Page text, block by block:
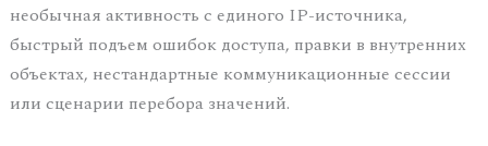
необычная активность с единого IP-источника,
быстрый подъем ошибок доступа, правки в внутренних
объектах, нестандартные коммуникационные сессии
или сценарии перебора значений.